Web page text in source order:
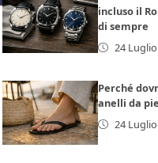
incluso il
di sempre
24
Perché
anelli da
24